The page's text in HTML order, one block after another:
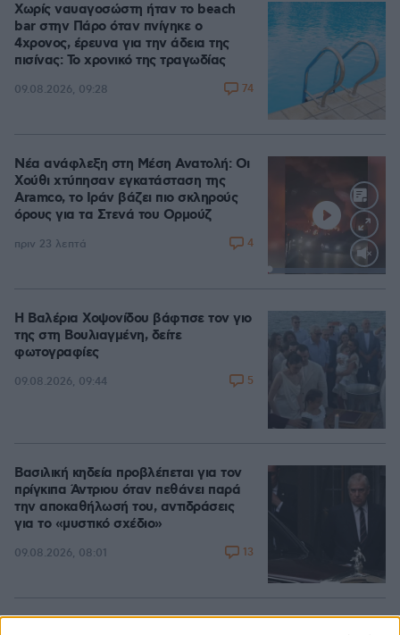
Χωρίς ναυαγοσώστη ήταν το beach
bar στην Πάρο όταν πνίγηκε ο
4χρονος, έρευνα για την άδεια της
πισίνας: Το χρονικό της τραγωδίας
09.08.2026, 09:28 74
Loaded :
Νέα ανάφλεξη στη Μέση Ανατολή: Οι
Χούθι χτύπησαν εγκατάσταση της
Aramco, το Ιράν βάζει πιο σκληρούς
όρους για τα Στενά του Ορμούζ
πριν 23 λεπτά 4
Η Βαλέρια Χοψονίδου βάφτισε τον γιο
της στη Βουλιαγμένη, δείτε
φωτογραφίες
09.08.2026, 09:44 5
Βασιλική κηδεία προβλέπεται για τον
πρίγκιπα Άντριου όταν πεθάνει παρά
την αποκαθήλωσή του, αντιδράσεις
για το «μυστικό σχέδιο»
09.08.2026, 08:01 13